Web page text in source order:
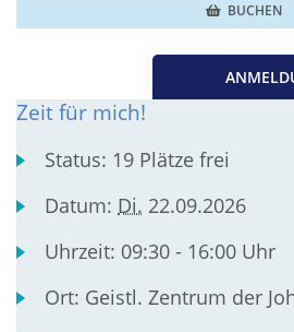
BUCHEN
Zeit für mich!
Status: 19 Plätze frei
Datum: Di. 22.09.2026
Uhrzeit: 09:30 - 16:00 Uhr
Ort: Geistl. Zentrum der